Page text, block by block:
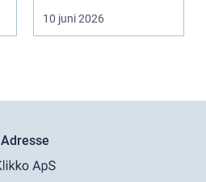
lagt et nyt lag asfa...
10 juni 2026
Adresse